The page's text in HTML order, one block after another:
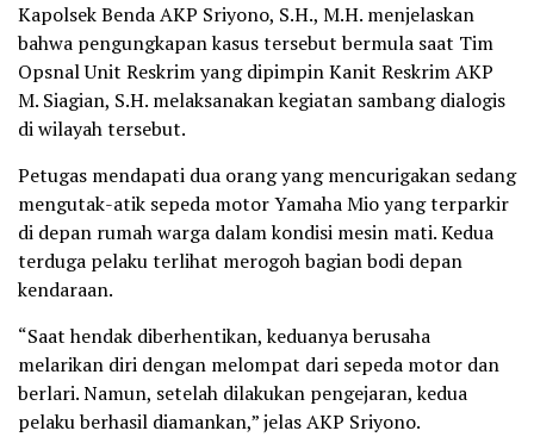
Kapolsek Benda AKP Sriyono, S.H., M.H. menjelaskan
bahwa pengungkapan kasus tersebut bermula saat Tim
Opsnal Unit Reskrim yang dipimpin Kanit Reskrim AKP
M. Siagian, S.H. melaksanakan kegiatan sambang dialogis
di wilayah tersebut.
Petugas mendapati dua orang yang mencurigakan sedang
mengutak-atik sepeda motor Yamaha Mio yang terparkir
di depan rumah warga dalam kondisi mesin mati. Kedua
terduga pelaku terlihat merogoh bagian bodi depan
kendaraan.
“Saat hendak diberhentikan, keduanya berusaha
melarikan diri dengan melompat dari sepeda motor dan
berlari. Namun, setelah dilakukan pengejaran, kedua
pelaku berhasil diamankan,” jelas AKP Sriyono.